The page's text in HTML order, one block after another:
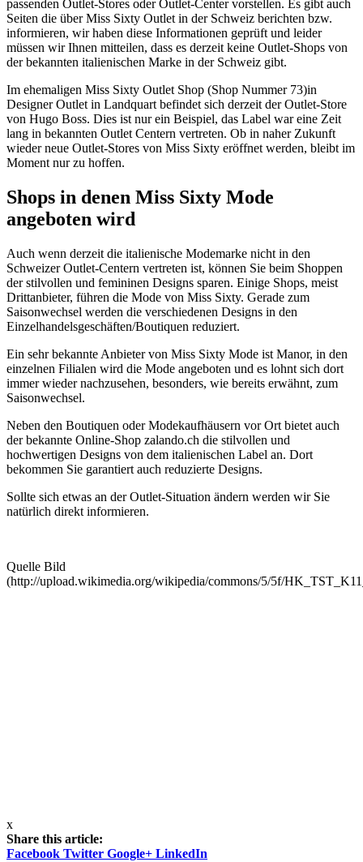
passenden Outlet-Stores oder Outlet-Center vorstellen. Es gibt auch
Seiten die über Miss Sixty Outlet in der Schweiz berichten bzw.
informieren, wir haben diese Informationen geprüft und leider
müssen wir Ihnen mitteilen, dass es derzeit keine Outlet-Shops von
der bekannten italienischen Marke in der Schweiz gibt.
Im ehemaligen Miss Sixty Outlet Shop (Shop Nummer 73)in
Designer Outlet in Landquart befindet sich derzeit der Outlet-Store
von Hugo Boss. Dies ist nur ein Beispiel, das Label war eine Zeit
lang in bekannten Outlet Centern vertreten. Ob in naher Zukunft
wieder neue Outlet-Stores von Miss Sixty eröffnet werden, bleibt im
Moment nur zu hoffen.
Shops in denen Miss Sixty Mode
angeboten wird
Auch wenn derzeit die italienische Modemarke nicht in den
Schweizer Outlet-Centern vertreten ist, können Sie beim Shoppen
der stilvollen und femininen Designs sparen. Einige Shops, meist
Drittanbieter, führen die Mode von Miss Sixty. Gerade zum
Saisonwechsel werden die verschiedenen Designs in den
Einzelhandelsgeschäften/Boutiquen reduziert.
Ein sehr bekannte Anbieter von Miss Sixty Mode ist Manor, in den
einzelnen Filialen wird die Mode angeboten und es lohnt sich dort
immer wieder nachzusehen, besonders, wie bereits erwähnt, zum
Saisonwechsel.
Neben den Boutiquen oder Modekaufhäusern vor Ort bietet auch
der bekannte Online-Shop zalando.ch die stilvollen und
hochwertigen Designs von dem italienischen Label an. Dort
bekommen Sie garantiert auch reduzierte Designs.
Sollte sich etwas an der Outlet-Situation ändern werden wir Sie
natürlich direkt informieren.
Quelle Bild
(http://upload.wikimedia.org/wikipedia/commons/5/5f/
x
Share this article:
Facebook Twitter Google+ LinkedIn